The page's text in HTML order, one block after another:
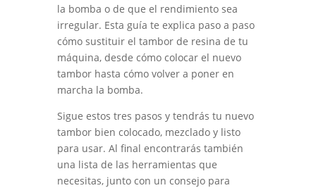
la bomba o de que el rendimiento sea
irregular. Esta guía te explica paso a paso
cómo sustituir el tambor de resina de tu
máquina, desde cómo colocar el nuevo
tambor hasta cómo volver a poner en
marcha la bomba.
Sigue estos tres pasos y tendrás tu nuevo
tambor bien colocado, mezclado y listo
para usar. Al final encontrarás también
una lista de las herramientas que
necesitas, junto con un consejo para